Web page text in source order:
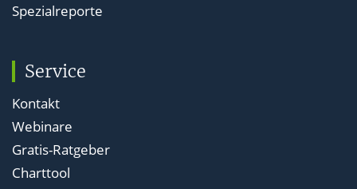
Spezialreporte
Service
Kontakt
Webinare
Gratis-Ratgeber
Charttool